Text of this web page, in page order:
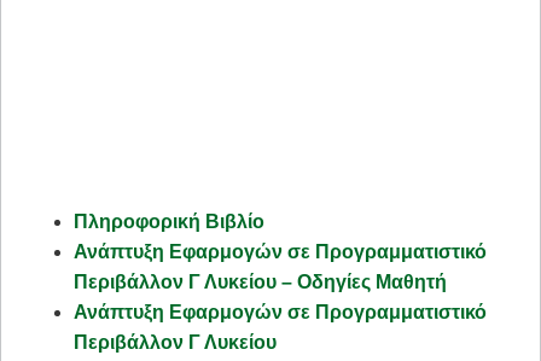
Πληροφορική Βιβλίο
Ανάπτυξη Εφαρμογών σε Προγραμματιστικό
Περιβάλλον Γ Λυκείου – Οδηγίες Μαθητή
Ανάπτυξη Εφαρμογών σε Προγραμματιστικό
Περιβάλλον Γ Λυκείου